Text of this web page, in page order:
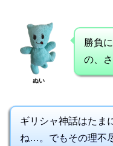
ぬい
勝負
の、
ギリシャ神話はたま
ね…。でもその理不